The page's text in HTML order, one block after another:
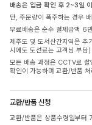
배송은 입금 확인 후 2~3일
단, 주문량이 폭주하는 경우
무료배송은 순수 결제금액 6
제주도 및 도서산간지역은
시에도 도선료는 고객님 부담)
모든 배송 과정은 CCTV로
확인이 가능하며 교환/반품 처
교환/반품 신청
교환/반품은 상품수령일부터